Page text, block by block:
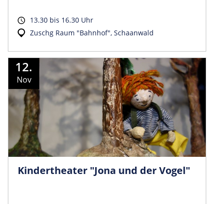
13.30 bis 16.30 Uhr
Zuschg Raum "Bahnhof", Schaanwald
12.
Nov
Kindertheater "Jona und der Vogel"